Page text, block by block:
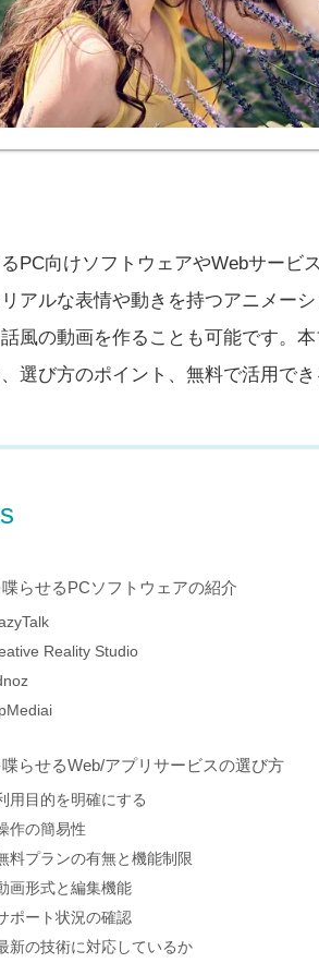
PC向けソフトウェアやWebサービ
アルな表情や動きを持つアニメー
風の動画を作ることも可能です。
選び方のポイント、無料で活用で
らせるPCソフトウェアの紹介
Reality Studio
らせるWeb/アプリサービスの選び方
用目的を明確にする
作の簡易性
料プランの有無と機能制限
画形式と編集機能
ポート状況の確認
新の技術に対応しているか